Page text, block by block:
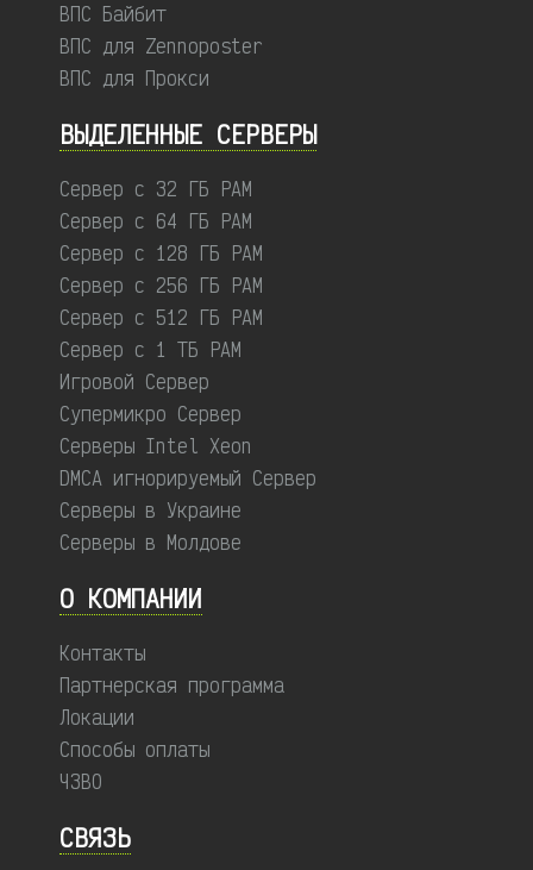
ВПС Байбит
ВПС для Zennoposter
ВПС для Прокси
ВЫДЕЛЕННЫЕ CЕРВЕРЫ
Сервер с 32 ГБ РАМ
Сервер с 64 ГБ РАМ
Сервер с 128 ГБ РАМ
Сервер с 256 ГБ РАМ
Сервер с 512 ГБ РАМ
Сервер с 1 ТБ РАМ
Игровой Сервер
Супермикро Сервер
Серверы Intel Xeon
DMCA игнорируемый Сервер
Серверы в Украине
Серверы в Молдове
О КОМПАНИИ
Контакты
Партнерская программа
Локации
Способы оплаты
ЧЗВО
СВЯЗЬ